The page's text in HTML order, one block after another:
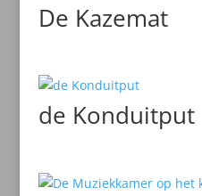
De Kazemat
de Konduitput